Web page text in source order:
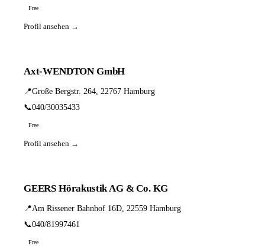
Free
Profil ansehen →
Axt-WENDTON GmbH
📍Große Bergstr. 264, 22767 Hamburg
📞040/30035433
Free
Profil ansehen →
GEERS Hörakustik AG & Co. KG
📍Am Rissener Bahnhof 16D, 22559 Hamburg
📞040/81997461
Free